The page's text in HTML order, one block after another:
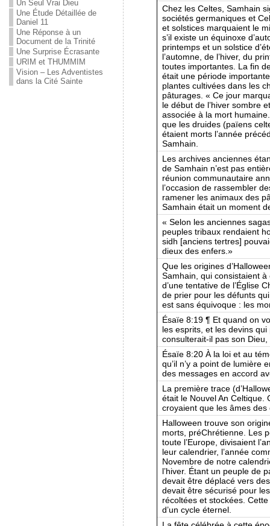
Un Seul Vrai Dieu
Une Étude Détaillée de
Daniel 11
Une Réponse à un
Document de la Trinité
Une Surprise Écrasante
URIM et THUMMIM
Vision – Les Adventistes
dans la Cité Sainte
Chez les Celtes, Samhain
sociétés germaniques et
et solstices marquaient le
s’il existe un équinoxe
printemps et un solstice
l’automne, de l’hiver, du
toutes importantes. La fin
était une période
plantes cultivées dans les
pâturages. « Ce jour
le début de l’hiver sombre
associée à la mort
que les druides (païens
étaient morts l’année
Samhain.
Les archives anciennes
de Samhain n’est pas
réunion communautaire
l’occasion de rassembler
ramener les animaux des
Samhain était un moment
« Selon les anciennes
peuples tribaux rendaient
sidh [anciens tertres]
dieux des enfers.»
Que les origines
Samhain, qui consistaient
d’une tentative de l’Église
de prier pour les défunts
est sans équivoque : les
Ésaïe 8:19 ¶ Et quand on
les esprits, et les devins
consulterait-il pas son
Ésaïe 8:20 À la loi et au
qu’il n’y a point de lumière
des messages en accord
La première trace
était le Nouvel An Celtique.
croyaient que les âmes
Halloween trouve son
morts, préChrétienne. Les
toute l’Europe, divisaient
leur calendrier, l’année
Novembre de notre
l’hiver. Étant un peuple de
devait être déplacé vers
devait être sécurisé pour
récoltées et stockées.
d’un cycle éternel.